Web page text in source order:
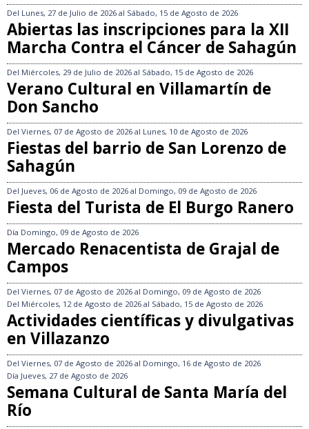
Del Lunes, 27 de Julio de 2026 al Sábado, 15 de Agosto de 2026
Abiertas las inscripciones para la XII
Marcha Contra el Cáncer de Sahagún
Del Miércoles, 29 de Julio de 2026 al Sábado, 15 de Agosto de 2026
Verano Cultural en Villamartín de
Don Sancho
Del Viernes, 07 de Agosto de 2026 al Lunes, 10 de Agosto de 2026
Fiestas del barrio de San Lorenzo de
Sahagún
Del Jueves, 06 de Agosto de 2026 al Domingo, 09 de Agosto de 2026
Fiesta del Turista de El Burgo Ranero
Día Domingo, 09 de Agosto de 2026
Mercado Renacentista de Grajal de
Campos
Del Viernes, 07 de Agosto de 2026 al Domingo, 09 de Agosto de 2026
Del Miércoles, 12 de Agosto de 2026 al Sábado, 15 de Agosto de 2026
Actividades científicas y divulgativas
en Villazanzo
Del Viernes, 07 de Agosto de 2026 al Domingo, 16 de Agosto de 2026
Día Jueves, 27 de Agosto de 2026
Semana Cultural de Santa María del
Río